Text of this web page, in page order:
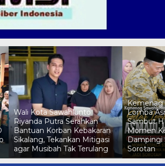
Wali Kota Sawahlunto
Riyanda Putra Serahkan
Bantuan Korban Kebakaran
Sikalang, Tekankan Mitigasi
agar Musibah Tak Terulang
Kemenag
Lomba
Sambut
Momen
Dampingi
Sorotan